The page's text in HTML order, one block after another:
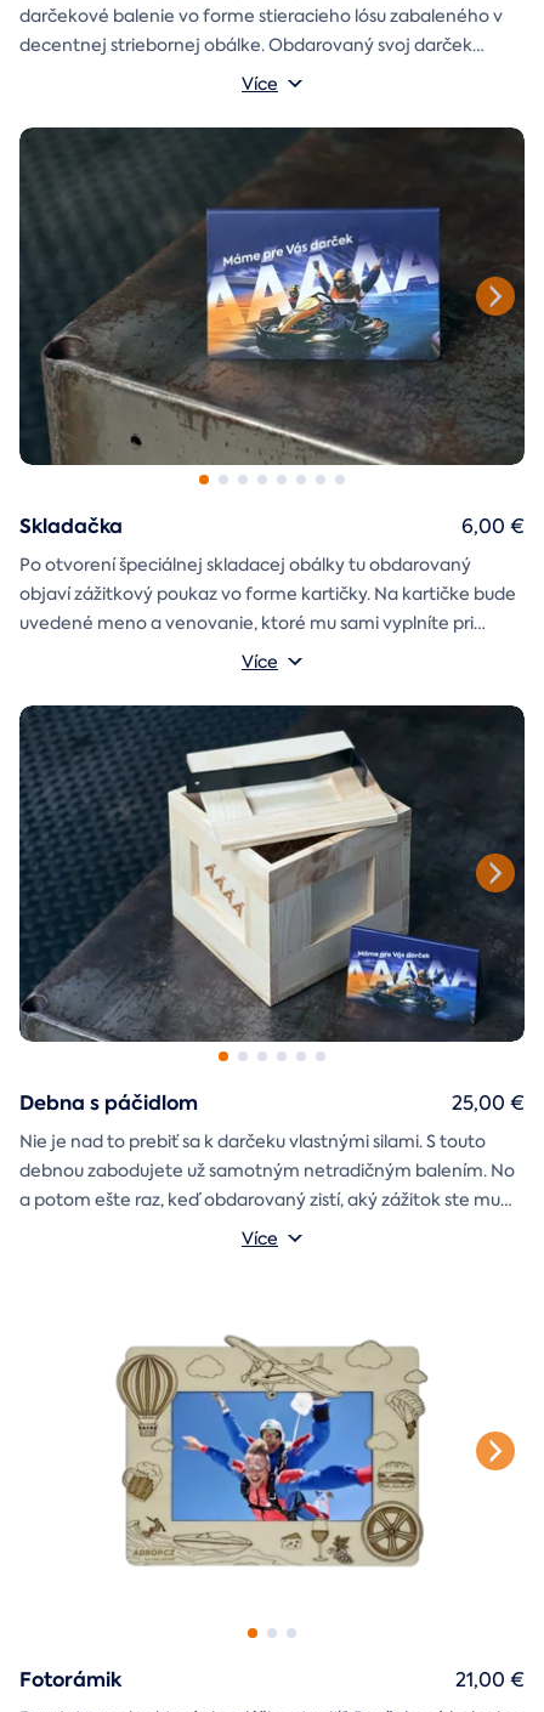
darčekové balenie vo forme stieracieho lósu zabaleného v
decentnej striebornej obálke. Obdarovaný svoj darček
objaví až po chvíľke napätia počas stierania. Jedno je isté, u
Více
Skladačka
Po otvorení špeciálnej skladacej obálky tu obdarovaný
objaví zážitkový poukaz vo forme kartičky. Na kartičke bude
uvedené meno a venovanie, ktoré mu sami vyplníte pri
Více
6,00 €
Debna s páčidlom
Nie je nad to prebiť sa k darčeku vlastnými silami. S touto
debnou zabodujete už samotným netradičným balením. No
a potom ešte raz, keď obdarovaný zistí, aký zážitok ste mu
darčekovú skladačku
Vonkajšie rozmery: 20 × 20 × 20 cm
Více
25,00 €
Fotorámik 21,00 €